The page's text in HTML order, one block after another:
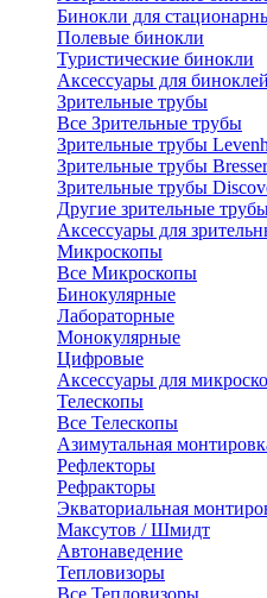
Бинокли для
Полевые бинокли
Туристические бинокли
Аксессуары для биноклей
Зрительные трубы
Все Зрительные трубы
Зрительные трубы
Зрительные трубы Bresser
Зрительные трубы
Другие зрительные
Аксессуары для
Микроскопы
Все Микроскопы
Бинокулярные
Лабораторные
Монокулярные
Цифровые
Аксессуары для
Телескопы
Все Телескопы
Азимутальная
Рефлекторы
Рефракторы
Экваториальная
Максутов / Шмидт
Автонаведение
Тепловизоры
Все Тепловизоры